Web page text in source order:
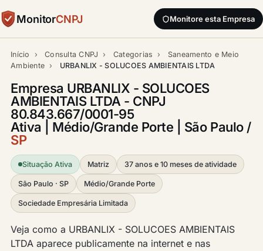
MonitorCNPJ Monitore esta Empresa
Início › Consulta CNPJ › Categorias ›
Saneamento e Meio
Ambiente › URBANLIX - SOLUCOES AMBIENTAIS LTDA
Empresa URBANLIX - SOLUCOES
AMBIENTAIS LTDA - CNPJ
80.843.667/0001-95
Ativa | Médio/Grande Porte | São Paulo /
SP
Situação Ativa Matriz 37 anos e 10 meses de atividade
São Paulo · SP Médio/Grande Porte
Sociedade Empresária Limitada
Veja como a URBANLIX - SOLUCOES AMBIENTAIS
LTDA aparece publicamente na internet e nas